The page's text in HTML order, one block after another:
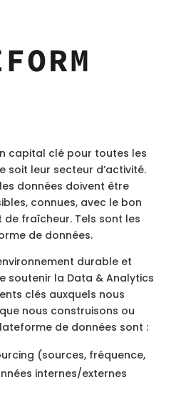
capital clé pour toutes les
soit leur secteur d’activité.
données doivent être
connues, avec le bon
de fraîcheur. Tels sont les
de données.
durable et
soutenir la Data & Analytics
clés auxquels nous
nous construisons ou
de données sont :
(sources, fréquence,
internes/externes